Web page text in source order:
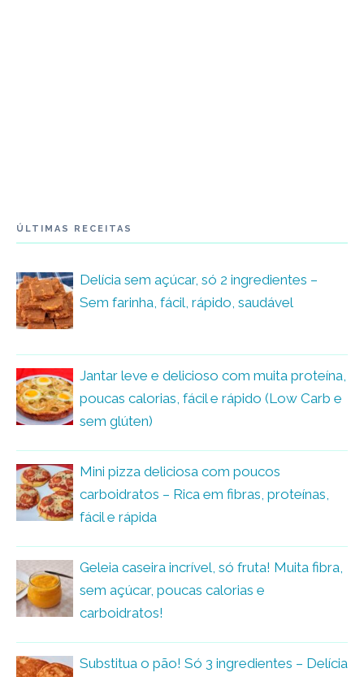
ÚLTIMAS RECEITAS
Delícia sem açúcar, só 2 ingredientes –
Sem farinha, fácil, rápido, saudável
Jantar leve e delicioso com muita proteína,
poucas calorias, fácil e rápido (Low Carb e
sem glúten)
Mini pizza deliciosa com poucos
carboidratos – Rica em fibras, proteínas,
fácil e rápida
Geleia caseira incrível, só fruta! Muita fibra,
sem açúcar, poucas calorias e
carboidratos!
Substitua o pão! Só 3 ingredientes – Delícia